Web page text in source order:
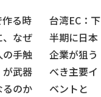
る時
、なぜ
の手触
が武器
るのか
台湾EC：下
半期に日本
企業が狙う
べき主要イ
ベントと